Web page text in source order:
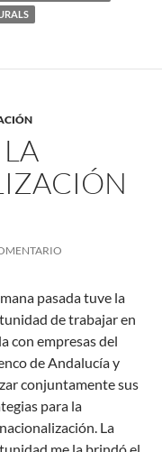
pasada tuve la
de trabajar en
con empresas del
de Andalucía y
conjuntamente sus
para la
La